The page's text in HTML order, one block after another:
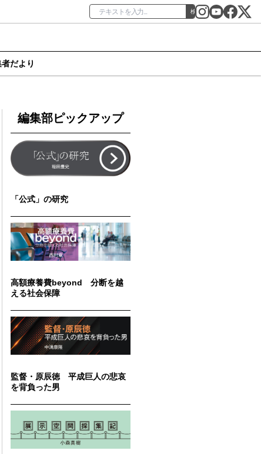
検索
だより
編集部ピックアップ
「公式」の研究
高額療養費beyond 分断を越
える社会保障
監督・原辰徳 平成巨人の悲哀
を背負った男